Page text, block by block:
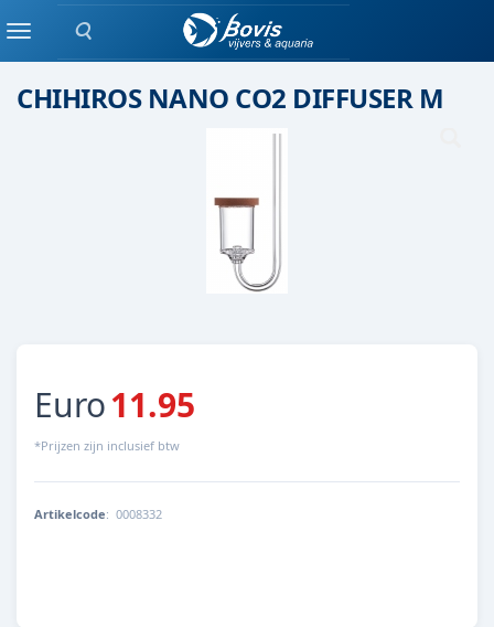
Zoeken
MenuOnderdeel
CHIHIROS NANO CO2 DIFFUSER M
Euro11.95
*Prijzen zijn inclusief btw
Artikelcode: 0008332